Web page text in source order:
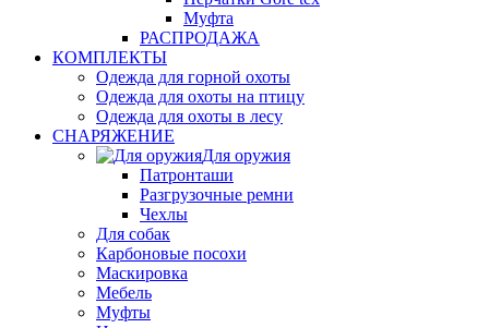
Муфта
РАСПРОДАЖА
КОМПЛЕКТЫ
Одежда для горной охоты
Одежда для охоты на птицу
Одежда для охоты в лесу
СНАРЯЖЕНИЕ
Для оружия
Патронташи
Разгрузочные ремни
Чехлы
Для собак
Карбоновые посохи
Маскировка
Мебель
Муфты